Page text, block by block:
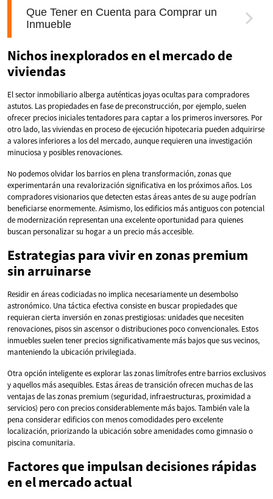
Nichos inexplorados en el mercado de
viviendas
El sector inmobiliario alberga auténticas joyas ocultas para compradores
astutos. Las propiedades en fase de preconstrucción, por ejemplo, suelen
ofrecer precios iniciales tentadores para captar a los primeros inversores. Por
otro lado, las viviendas en proceso de ejecución hipotecaria pueden adquirirse
a valores inferiores a los del mercado, aunque requieren una investigación
minuciosa y posibles renovaciones.
No podemos olvidar los barrios en plena transformación, zonas que
experimentarán una revalorización significativa en los próximos años. Los
compradores visionarios que detecten estas áreas antes de su auge podrían
beneficiarse enormemente. Asimismo, los edificios más antiguos con potencial
de modernización representan una excelente oportunidad para quienes
buscan personalizar su hogar a un precio más accesible.
Estrategias para vivir en zonas premium
sin arruinarse
Residir en áreas codiciadas no implica necesariamente un desembolso
astronómico. Una táctica efectiva consiste en buscar propiedades que
requieran cierta inversión en zonas prestigiosas: unidades que necesiten
renovaciones, pisos sin ascensor o distribuciones poco convencionales. Estos
inmuebles suelen tener precios significativamente más bajos que sus vecinos,
manteniendo la ubicación privilegiada.
Otra opción inteligente es explorar las zonas limítrofes entre barrios exclusivos
y aquellos más asequibles. Estas áreas de transición ofrecen muchas de las
ventajas de las zonas premium (seguridad, infraestructuras, proximidad a
servicios) pero con precios considerablemente más bajos. También vale la
pena considerar edificios con menos comodidades pero excelente
localización, priorizando la ubicación sobre amenidades como gimnasio o
piscina comunitaria.
Factores que impulsan decisiones rápidas
en el mercado actual